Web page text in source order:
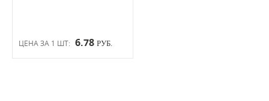
ЦЕНА ЗА 1 ШТ: 6.78 РУБ.